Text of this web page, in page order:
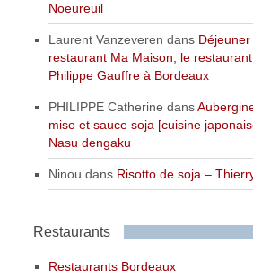
Noeureuil
Laurent Vanzeveren dans Déjeuner
restaurant Ma Maison, le
Philippe Gauffre à Bordeaux
PHILIPPE Catherine dans
miso et sauce soja [cuisine
Nasu dengaku
Ninou dans Risotto de soja –
Restaurants
Restaurants Bordeaux